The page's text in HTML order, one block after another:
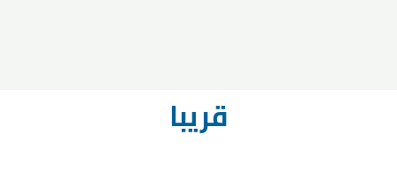
قريبا